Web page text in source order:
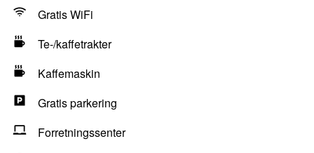
Gratis WiFi
Te-/kaffetrakter
Kaffemaskin
Gratis parkering
Forretningssenter